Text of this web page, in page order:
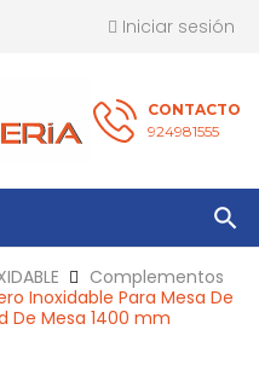
Iniciar sesión
CONTACTO
924981555
Complementos
Inoxidable Para Mesa De
De Mesa 1400 mm